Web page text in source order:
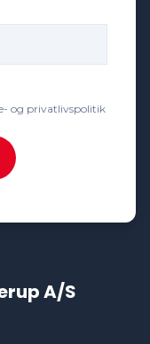
og privatlivspolitik
A/S